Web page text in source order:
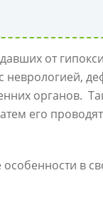
от
органов.
его
в